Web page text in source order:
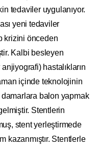
tedaviler uygulanıyor.
yeni tedaviler
krizini önceden
Kalbi besleyen
hastalıkların
içinde teknolojinin
damarlara balon yapmak
Stentlerin
stent yerleştirmede
kazanmıştır. Stentlerle